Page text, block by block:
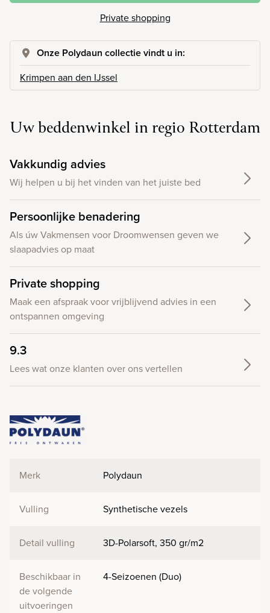
Private shopping
Onze Polydaun collectie vindt u in:
Krimpen aan den IJssel
Uw beddenwinkel in regio Rotterdam
Vakkundig advies
Wij helpen u bij het vinden van het juiste bed
Persoonlijke benadering
Als úw Vakmensen voor Droomwensen geven we
slaapadvies op maat
Private shopping
Maak een afspraak voor vrijblijvend advies in een
ontspannen omgeving
9.3
Lees wat onze klanten over ons vertellen
Merk Polydaun
Vulling Synthetische vezels
Detail vulling 3D-Polarsoft, 350 gr/m2
Beschikbaar in
de volgende
uitvoeringen
4-Seizoenen (Duo)